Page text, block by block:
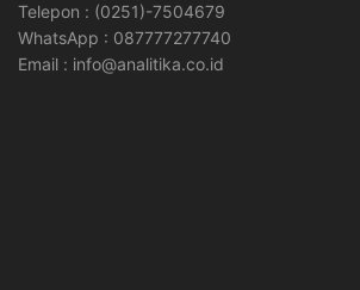
Telepon : (0251)-7504679
WhatsApp : 087777277740
Email : info@analitika.co.id